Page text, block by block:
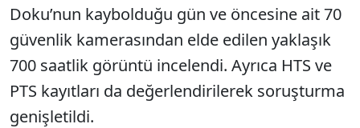
Doku’nun kaybolduğu gün ve öncesine ait 70
güvenlik kamerasından elde edilen yaklaşık
700 saatlik görüntü incelendi. Ayrıca HTS ve
PTS kayıtları da değerlendirilerek soruşturma
genişletildi.